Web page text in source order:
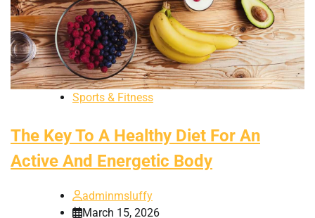
Sports & Fitness
The Key To A Healthy Diet For An
Active And Energetic Body
adminmsluffy
March 15, 2026